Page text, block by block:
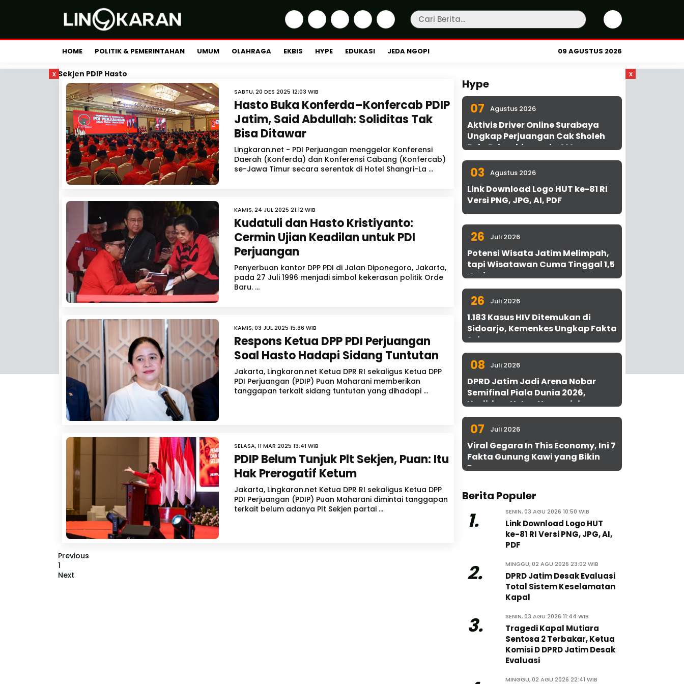
HOME POLITIK & PEMERINTAHAN UMUM OLAHRAGA EKBIS HYPE EDUKASI JEDA NGOPI 09 AGUSTUS 2026
x x
Sekjen PDIP Hasto
SABTU, 20 DES 2025 12:03 WIB
Hasto Buka Konferda–Konfercab PDIP
Jatim, Said Abdullah: Soliditas Tak
Bisa Ditawar
Lingkaran.net - PDI Perjuangan menggelar Konferensi
Daerah (Konferda) dan Konferensi Cabang (Konfercab)
se-Jawa Timur secara serentak di Hotel Shangri-La ...
KAMIS, 24 JUL 2025 21:12 WIB
Kudatuli dan Hasto Kristiyanto:
Cermin Ujian Keadilan untuk PDI
Perjuangan
Penyerbuan kantor DPP PDI di Jalan Diponegoro, Jakarta,
pada 27 Juli 1996 menjadi simbol kekerasan politik Orde
Baru. ...
KAMIS, 03 JUL 2025 15:36 WIB
Respons Ketua DPP PDI Perjuangan
Soal Hasto Hadapi Sidang Tuntutan
Jakarta, Lingkaran.net Ketua DPR RI sekaligus Ketua DPP
PDI Perjuangan (PDIP) Puan Maharani memberikan
tanggapan terkait sidang tuntutan yang dihadapi ...
SELASA, 11 MAR 2025 13:41 WIB
PDIP Belum Tunjuk Plt Sekjen, Puan: Itu
Hak Prerogatif Ketum
Jakarta, Lingkaran.net Ketua DPR RI sekaligus Ketua DPP
PDI Perjuangan (PDIP) Puan Maharani dimintai tanggapan
terkait belum adanya Plt Sekjen partai ...
Previous
1
Next
Hype
07 Agustus 2026
Aktivis Driver Online Surabaya
Ungkap Perjuangan Cak Sholeh
Bela Driver hingga ke MA
03 Agustus 2026
Link Download Logo HUT ke-81 RI
Versi PNG, JPG, AI, PDF
26 Juli 2026
Potensi Wisata Jatim Melimpah,
tapi Wisatawan Cuma Tinggal 1,5
Hari
26 Juli 2026
1.183 Kasus HIV Ditemukan di
Sidoarjo, Kemenkes Ungkap Fakta
Sebenarnya
08 Juli 2026
DPRD Jatim Jadi Arena Nobar
Semifinal Piala Dunia 2026,
Hadirkan Uston Nawawi dan
UMKM Gratis untuk 1.000 Warga
07 Juli 2026
Viral Gegara In This Economy, Ini 7
Fakta Gunung Kawi yang Bikin
Penasaran
Berita Populer
1. SENIN, 03 AGU 2026 10:50 WIB
Link Download Logo HUT
ke-81 RI Versi PNG, JPG, AI,
PDF
2. MINGGU, 02 AGU 2026 23:02 WIB
DPRD Jatim Desak Evaluasi
Total Sistem Keselamatan
Kapal
3. SENIN, 03 AGU 2026 11:44 WIB
Tragedi Kapal Mutiara
Sentosa 2 Terbakar, Ketua
Komisi D DPRD Jatim Desak
Evaluasi
MINGGU, 02 AGU 2026 22:41 WIB